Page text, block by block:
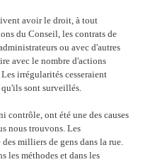
avoir le droit, à tout
du Conseil, les contrats de
ou avec d'autres
avec le nombre d'actions
irrégularités cesseraient
sont surveillés.
ont été une des causes
nous trouvons. Les
milliers de gens dans la rue.
les méthodes et dans les